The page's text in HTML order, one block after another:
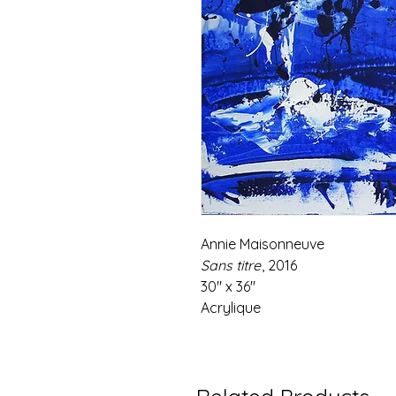
Annie Maisonneuve
Sans titre, 2016
30" x 36"
Acrylique